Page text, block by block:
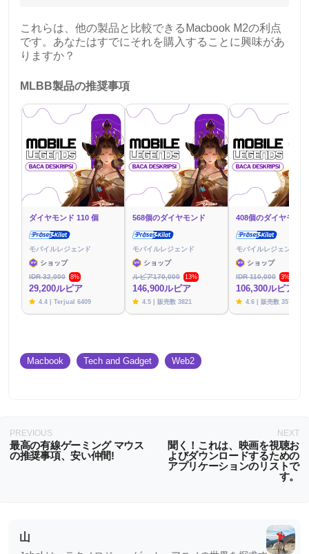
これらは、他の製品と比較できるMacbook M2の利点
です。あなたはすでにそれを購入することに興味があ
りますか？
MLBB製品の推奨事項
ダイヤモンド 110 個
モバイルレジェンド
ショップ
IDR 32,000
8%
29,200ルピア
4.4 | Terjual 6409
568個のダイヤモンド
モバイルレジェンド
ショップ
ルピア170,000
13%
146,900ルピア
4.5 | 販売数 3821
408個のダイヤモンド
モバイルレジェンド
ショップ
IDR 110,000
3%
106,300ルピア
4.6 | 販売数 3576
Macbook Tech and Gadget Web2
PREVIOUS
最高の有線ゲーミング マウス
の推奨事項、安い仲間!
NEXT
聞く！これは、映画を視聴お
よびダウンロードするための
アプリケーションのリストで
す。
山